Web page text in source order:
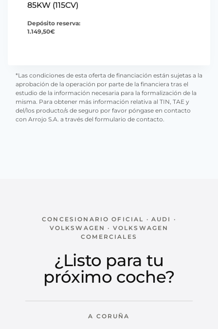
85KW (115CV)
Depósito reserva:
1.149,50€
*Las condiciones de esta oferta de financiación están sujetas a la
aprobación de la operación por parte de la financiera tras el
estudio de la información necesaria para la formalización de la
misma. Para obtener más información relativa al TIN, TAE y
del/los producto/s de seguro por favor póngase en contacto
con Arrojo S.A. a través del formulario de contacto.
CONCESIONARIO OFICIAL · AUDI ·
VOLKSWAGEN · VOLKSWAGEN
COMERCIALES
¿Listo para tu
próximo coche?
A CORUÑA